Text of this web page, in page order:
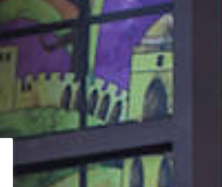
Hotel Sánchez
Habitaciones
Restaurante
Cafetería
Servicios
Localización y Contacto
Zona zero BTT
Entorno
Aínsa